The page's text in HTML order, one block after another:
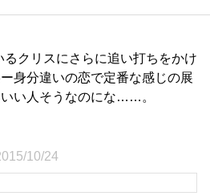
るクリスにさらに追い打ちをかけ
身分違いの恋で定番な感じの展
い人そうなのにな……。
10/24